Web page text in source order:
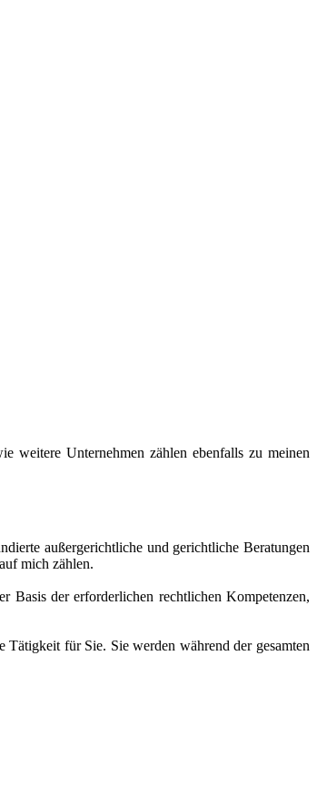
weitere Unternehmen zählen ebenfalls zu meinen
außergerichtliche und gerichtliche Beratungen
mich zählen.
Basis der erforderlichen rechtlichen Kompetenzen,
für Sie. Sie werden während der gesamten